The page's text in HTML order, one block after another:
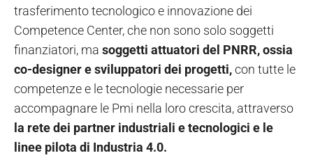
trasferimento tecnologico e innovazione dei
Competence Center, che non sono solo soggetti
finanziatori, ma soggetti attuatori del PNRR, ossia
co-designer e sviluppatori dei progetti,con tutte le
competenze e le tecnologie necessarie per
accompagnare le Pmi nella loro crescita, attraverso
la rete dei partner industriali e tecnologici e le
linee pilota di Industria 4.0.